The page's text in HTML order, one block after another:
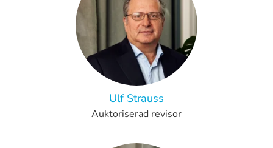
Ulf Strauss
Auktoriserad revisor